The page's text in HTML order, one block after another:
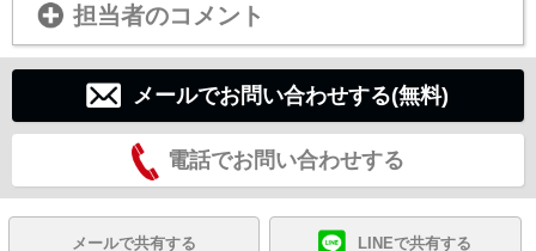
担当者のコメント
メールでお問い合わせする(無料)
電話でお問い合わせする
メールで共有する LINEで共有する